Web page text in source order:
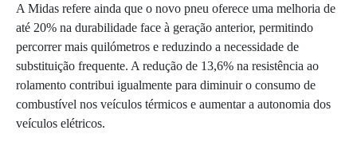
A Midas refere ainda que o novo pneu oferece uma melhoria de
até 20% na durabilidade face à geração anterior, permitindo
percorrer mais quilómetros e reduzindo a necessidade de
substituição frequente. A redução de 13,6% na resistência ao
rolamento contribui igualmente para diminuir o consumo de
combustível nos veículos térmicos e aumentar a autonomia dos
veículos elétricos.